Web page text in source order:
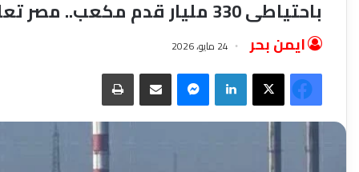
باحتياطى 330 مليار قدم مكعب.. مصر تعلن كشفًا جديدًا للغاز فى الصحراء الغربية
ايمن بحر 24 مايو، 2026
فيسبوك‫X لينكدإن ماسنجر مشاركة عبر البريد طباعة